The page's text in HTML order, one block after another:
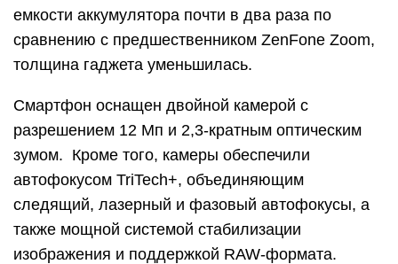
емкости аккумулятора почти в два раза по
сравнению с предшественником ZenFone Zoom,
толщина гаджета уменьшилась.
Смартфон оснащен двойной камерой с
разрешением 12 Мп и 2,3-кратным оптическим
зумом. Кроме того, камеры обеспечили
автофокусом TriTech+, объединяющим
следящий, лазерный и фазовый автофокусы, а
также мощной системой стабилизации
изображения и поддержкой RAW-формата.